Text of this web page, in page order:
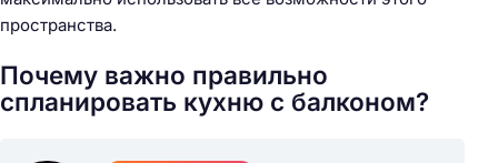
пространства.
Почему важно правильно
спланировать кухню с балконом?